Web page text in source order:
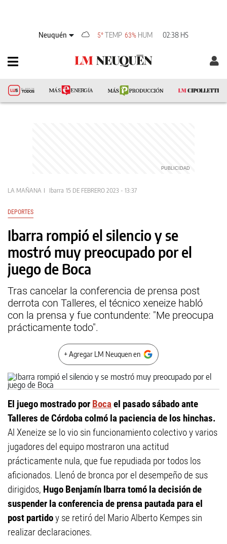
Neuquén 5°TEMP 63% HUM 02:38 HS
LA MAÑANA Ibarra 15 DE FEBRERO 2023 - 13:37
DEPORTES
Ibarra rompió el silencio y se
mostró muy preocupado por el
juego de Boca
Tras cancelar la conferencia de prensa post
derrota con Talleres, el técnico xeneize habló
con la prensa y fue contundente: "Me preocupa
prácticamente todo".
+ Agregar LM Neuquen en
El juego mostrado por Bocael pasado sábado ante
Talleres de Córdoba colmó la paciencia de los hinchas.
Al Xeneize se lo vio sin funcionamiento colectivo y varios
jugadores del equipo mostraron una actitud
prácticamente nula, que fue repudiada por todos los
aficionados. Llenó de bronca por el desempeño de sus
dirigidos, Hugo Benjamín Ibarra tomó la decisión de
suspender la conferencia de prensa pautada para el
post partidoy se retiró del Mario Alberto Kempes sin
realizar declaraciones.